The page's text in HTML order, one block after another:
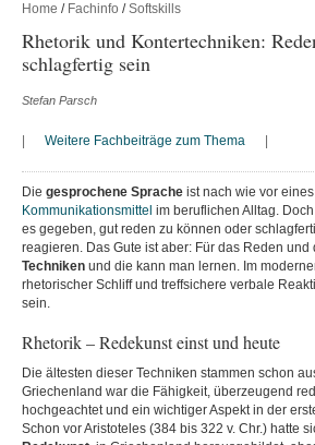
Home / Fachinfo /Softskills
Rhetorik und Kontertechniken:
schlagfertig sein
Stefan Parsch
Weitere Fachbeiträge zum Thema
Die gesprochene Sprache ist nach wie vor
Kommunikationsmittel im beruflichen Alltag.
es gegeben, gut reden zu können oder
reagieren. Das Gute ist aber: Für das Reden und
Techniken und die kann man lernen. Im
rhetorischer Schliff und treffsichere verbale
sein.
Rhetorik – Redekunst einst und heute
Die ältesten dieser Techniken stammen schon
Griechenland war die Fähigkeit, überzeugend
hochgeachtet und ein wichtiger Aspekt in der
Schon vor Aristoteles (384 bis 322 v. Chr.) hatte